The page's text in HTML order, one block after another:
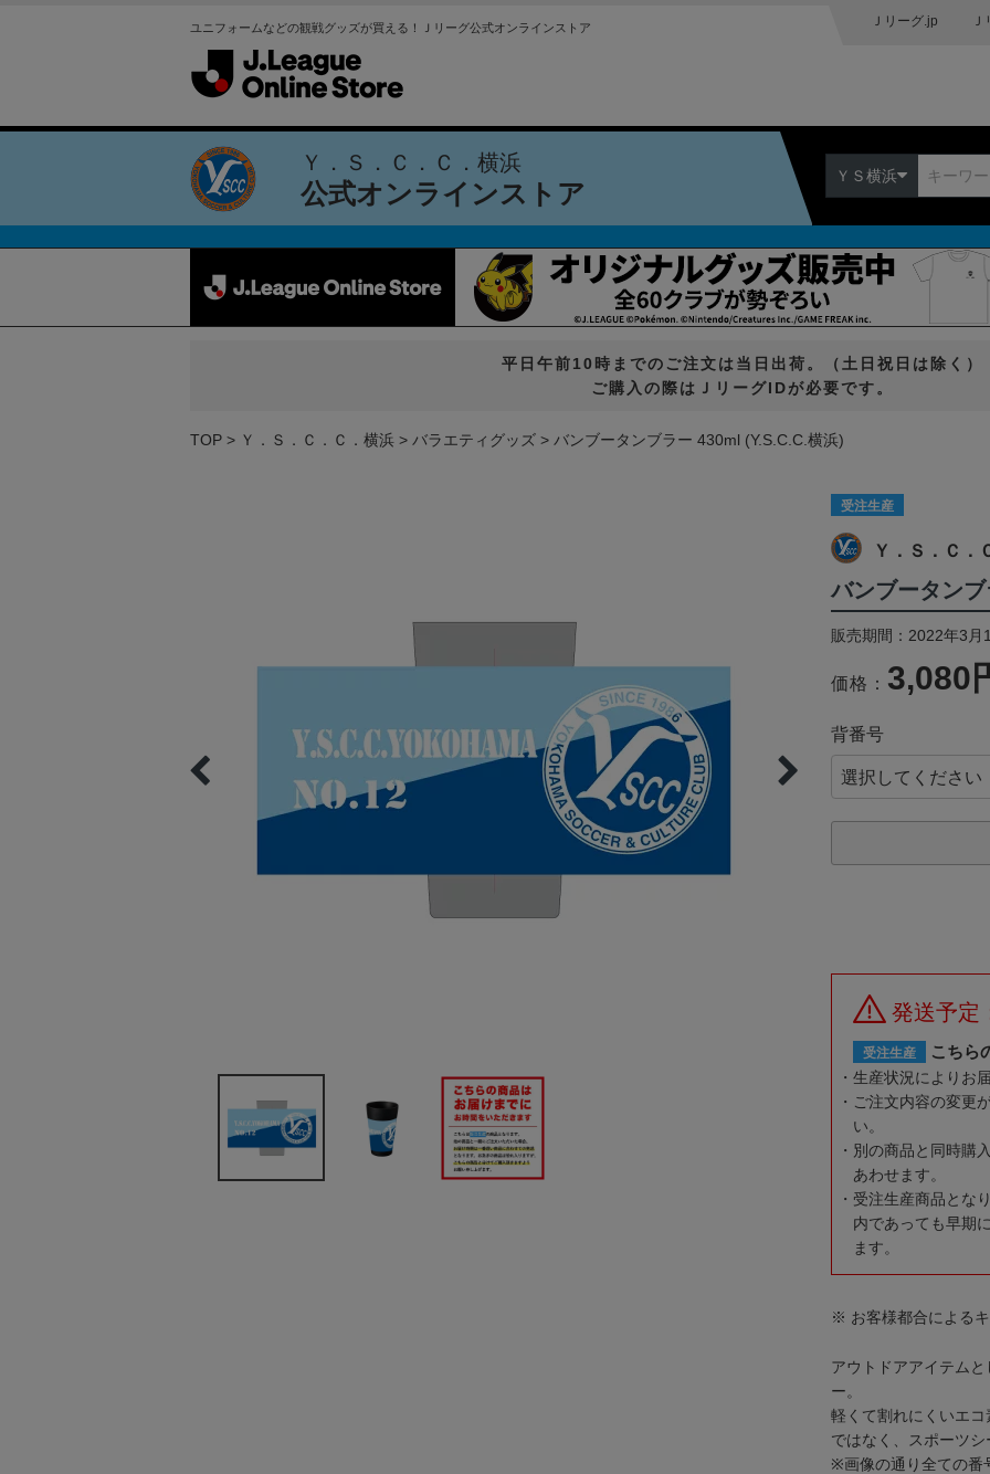
ユニフォームなどの観戦グッズが買える！Ｊリーグ公式オンラインストア Ｊリーグ.jp
Ｙ．Ｓ．Ｃ．Ｃ．横浜
公式オンラインストア
ＹＳ横浜
平日午前10時までのご注文は当日出荷。（土日祝日は除く）
ご購入の際はＪリーグIDが必要です。
TOP Ｙ．Ｓ．Ｃ．Ｃ．横浜 バラエティグッズ バンブータンブラー 430ml (Y.S.C.C.横浜)
受注生産
Ｙ．Ｓ．Ｃ．
バンブータン
販売期間：2022年3
価格： 3,080
背番号
発送予定
受注生産 こちら
生産状況によりお
ご注文内容の変更
い。
別の商品と同時購
あわせます。
受注生産商品とな
内であっても早期
ます。
※ お客様都合による
アウトドアアイテム
ー。
軽くて割れにくいエ
ではなく、スポーツ
※画像の通り全ての番